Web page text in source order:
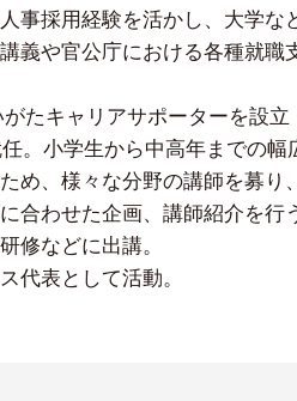
事採用経験を活かし、大学な
義や官公庁における各種就職
たキャリアサポーターを設立
。小学生から中高年までの幅
め、様々な分野の講師を募り
合わせた企画、講師紹介を行
修などに出講。
代表として活動。